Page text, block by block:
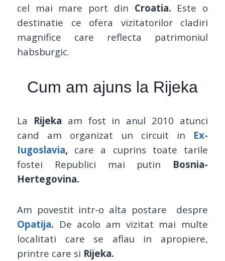
cel mai mare port din Croatia. Este o
destinatie ce ofera vizitatorilor cladiri
magnifice care reflecta patrimoniul
habsburgic.
Cum am ajuns la Rijeka
La Rijeka am fost in anul 2010 atunci
cand am organizat un circuit in Ex-
Iugoslavia, care a cuprins toate tarile
fostei Republici mai putin Bosnia-
Hertegovina.
Am povestit intr-o alta postare despre
Opatija. De acolo am vizitat mai multe
localitati care se aflau in apropiere,
printre care si Rijeka.